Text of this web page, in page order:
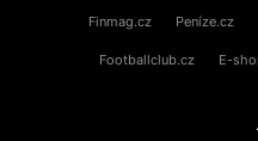
Finmag.cz Peníze.cz
Footballclub.cz E-